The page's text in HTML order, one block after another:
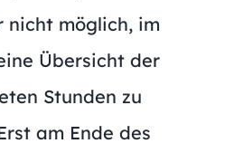
nicht möglich, im
Übersicht der
Stunden zu
am Ende des